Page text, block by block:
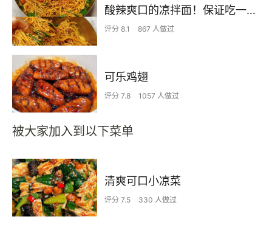
酸辣爽口的凉拌面！保证吃一次就上瘾
评分 8.1 867 人做过
可乐鸡翅
评分 7.8 1057 人做过
被大家加入到以下菜单
清爽可口小凉菜
评分 7.5 330 人做过